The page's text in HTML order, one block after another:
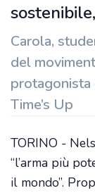
Carola,
del
protagonista
Time’s Up
TORINO -
“l’arma più
il mondo”.